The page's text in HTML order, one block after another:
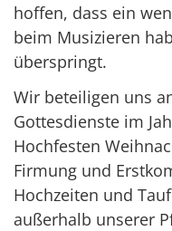
hoffen, dass ein
beim Musizieren
überspringt.
Wir beteiligen uns
Gottesdienste im
Hochfesten
Firmung und
Hochzeiten und
außerhalb unserer